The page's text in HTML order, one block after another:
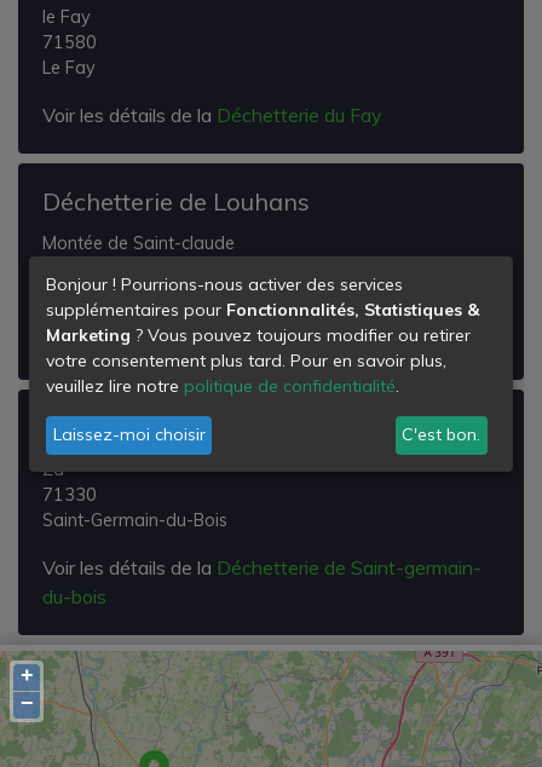
le Fay
71580
Le Fay
Voir les détails de la Déchetterie du Fay
Déchetterie de Louhans
Montée de Saint-claude
Louhans
Voir les détails de laDéchetterie de Louhans
Déchetterie de Saint-germain-du-bois
Za
71330
Saint-Germain-du-Bois
Voir les détails de la Déchetterie de Saint-germain-
du-bois
+
−
Bonjour ! Pourrions-nous activer des services
supplémentaires pour Fonctionnalités, Statistiques &
Marketing ? Vous pouvez toujours modifier ou retirer
votre consentement plus tard. Pour en savoir plus,
veuillez lire notre politique de confidentialité.
Laissez-moi choisir C'est bon.